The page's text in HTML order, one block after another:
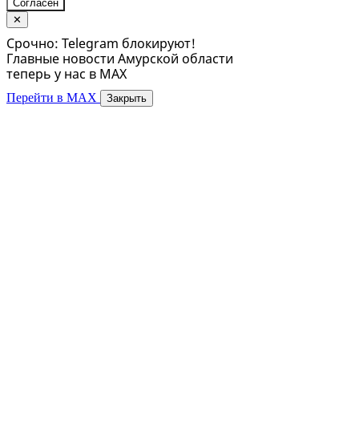
Согласен
✕
Срочно: Telegram блокируют!
Главные новости Амурской области
теперь у нас в MAX
Перейти в MAX Закрыть